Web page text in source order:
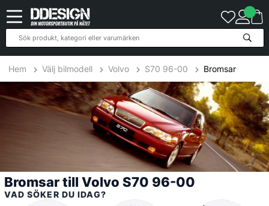
Hem Välj bilmodell Volvo S70 96-00 Bromsar
Bromsar till Volvo S70 96-00
VAD SÖKER DU IDAG?
10 Produkter